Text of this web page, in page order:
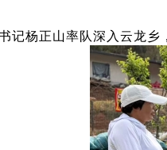
记杨正山率队深入云龙